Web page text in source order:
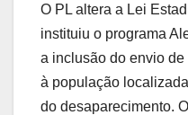
O PL altera a Lei
instituiu o programa
a inclusão do envio
à população
do desaparecimento.